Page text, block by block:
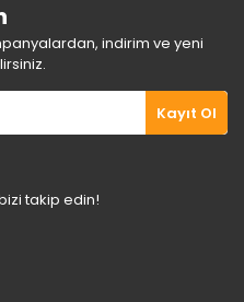
indirim ve yeni
Kayıt Ol
takip edin!